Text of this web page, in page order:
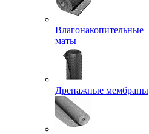
Влагонакопительные
маты
Дренажные мембраны